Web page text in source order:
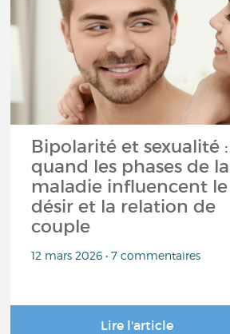
Bipolarité et sexualité :
quand les phases de la
maladie influencent le
désir et la relation de
couple
12 mars 2026 • 7 commentaires
Lire l'article